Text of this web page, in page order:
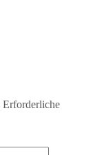
Erforderliche